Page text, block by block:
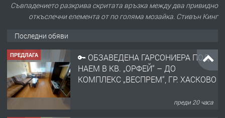
Съвпадението разкрива скритата връзка между два привидно
откъслечни елемента от по голяма мозайка. Стивън Кинг
Последни обяви
ПРЕДЛАГА
🔑 ОБЗАВЕДЕНА ГАРСОНИЕРА ПОД
НАЕМ В КВ. „ОРФЕЙ“ – ДО
КОМПЛЕКС „ВЕСПРЕМ“, ГР. ХАСКОВО
преди 20 часа